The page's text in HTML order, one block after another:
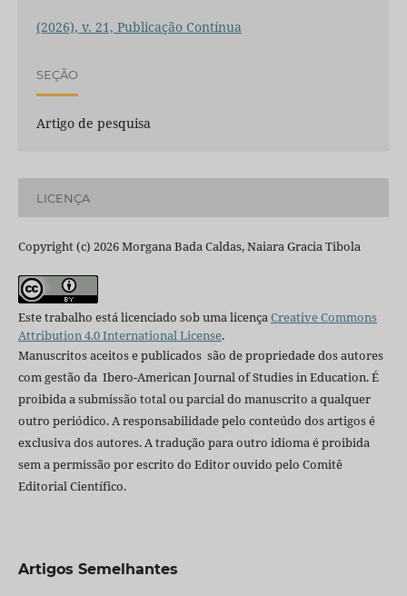
(2026), v. 21, Publicação Contínua
SEÇÃO
Artigo de pesquisa
LICENÇA
Copyright (c) 2026 Morgana Bada Caldas, Naiara Gracia Tibola
Este trabalho está licenciado sob uma licençaCreative Commons
Attribution 4.0 International License.
Manuscritos aceitos e publicados são de propriedade dos autores
com gestão da Ibero-American Journal of Studies in Education. É
proibida a submissão total ou parcial do manuscrito a qualquer
outro periódico. A responsabilidade pelo conteúdo dos artigos é
exclusiva dos autores. A tradução para outro idioma é proibida
sem a permissão por escrito do Editor ouvido pelo Comitê
Editorial Científico.
Artigos Semelhantes